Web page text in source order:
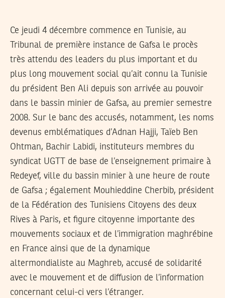
Ce jeudi 4 décembre commence en Tunisie, au
Tribunal de première instance de Gafsa le procès
très attendu des leaders du plus important et du
plus long mouvement social qu’ait connu la Tunisie
du président Ben Ali depuis son arrivée au pouvoir
dans le bassin minier de Gafsa, au premier semestre
2008. Sur le banc des accusés, notamment, les noms
devenus emblématiques d’Adnan Hajji, Taïeb Ben
Ohtman, Bachir Labidi, instituteurs membres du
syndicat UGTT de base de l’enseignement primaire à
Redeyef, ville du bassin minier à une heure de route
de Gafsa ; également Mouhieddine Cherbib, président
de la Fédération des Tunisiens Citoyens des deux
Rives à Paris, et figure citoyenne importante des
mouvements sociaux et de l’immigration maghrébine
en France ainsi que de la dynamique
altermondialiste au Maghreb, accusé de solidarité
avec le mouvement et de diffusion de l’information
concernant celui-ci vers l’étranger.